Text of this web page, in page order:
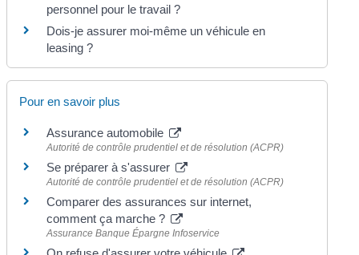
personnel pour le travail ?
Dois-je assurer moi-même un véhicule en
leasing ?
Pour en savoir plus
Assurance automobile
Autorité de contrôle prudentiel et de résolution (ACPR)
Se préparer à s'assurer
Autorité de contrôle prudentiel et de résolution (ACPR)
Comparer des assurances sur internet,
comment ça marche ?
Assurance Banque Épargne Infoservice